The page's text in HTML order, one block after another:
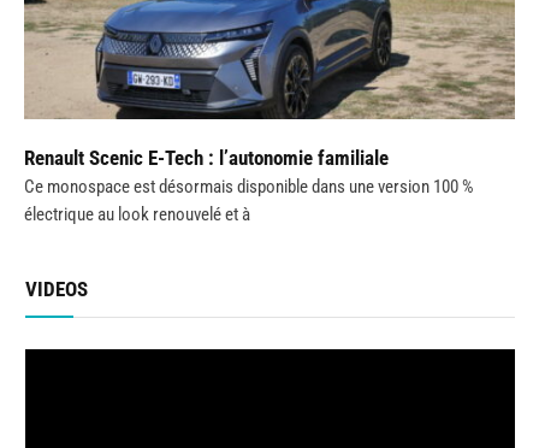
Renault Scenic E-Tech : l’autonomie familiale
Ce monospace est désormais disponible dans une version 100 %
électrique au look renouvelé et à
VIDEOS